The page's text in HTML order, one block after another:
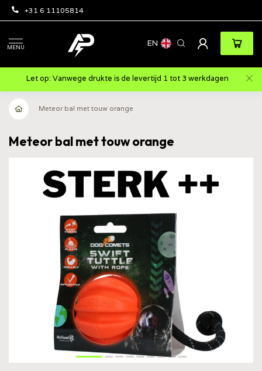
+31 6 11105814
MENU EN
Let op: Vanwege drukte is de levertijd 1 tot 3 werkdagen
Meteor bal met touw orange
Meteor bal met touw orange